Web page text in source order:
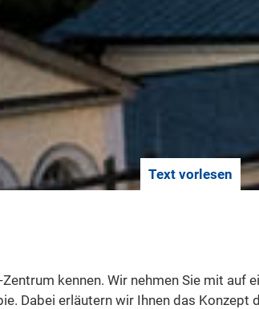
Text vorlesen
kennen. Wir nehmen Sie mit
Dabei erläutern wir Ihnen das